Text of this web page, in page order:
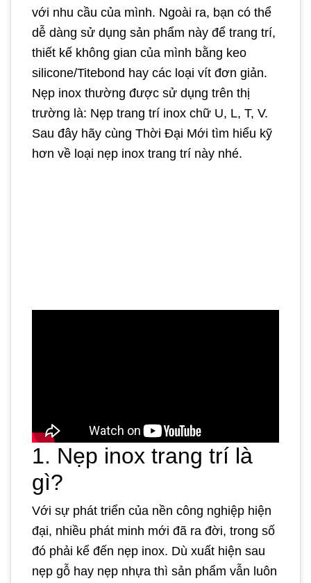
với nhu cầu của mình. Ngoài ra, bạn có thể
dễ dàng sử dụng sản phẩm này để trang trí,
thiết kế không gian của mình bằng keo
silicone/Titebond hay các loại vít đơn giản.
Nẹp inox thường được sử dụng trên thị
trường là: Nẹp trang trí inox chữ U, L, T, V.
Sau đây hãy cùng Thời Đại Mới tìm hiểu kỹ
hơn về loại nẹp inox trang trí này nhé.
1. Nẹp inox trang trí là
gì?
Với sự phát triển của nền công nghiệp hiện
đại, nhiều phát minh mới đã ra đời, trong số
đó phải kể đến nẹp inox. Dù xuất hiện sau
nẹp gỗ hay nẹp nhựa thì sản phẩm vẫn luôn